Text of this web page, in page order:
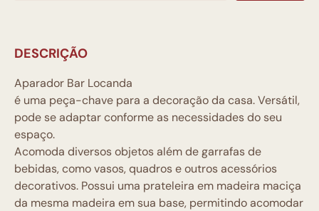
DESCRIÇÃO
Aparador Bar Locanda
é uma peça-chave para a decoração da casa. Versátil,
pode se adaptar conforme as necessidades do seu
espaço.
Acomoda diversos objetos além de garrafas de
bebidas, como vasos, quadros e outros acessórios
decorativos. Possui uma prateleira em madeira maciça
da mesma madeira em sua base, permitindo acomodar